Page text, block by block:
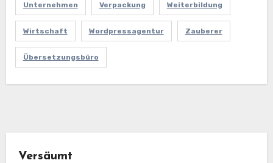
Unternehmen Verpackung Weiterbildung
Wirtschaft Wordpressagentur Zauberer
Übersetzungsbüro
Versäumt